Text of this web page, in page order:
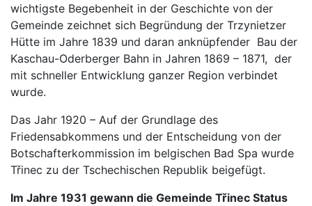
wichtigste Begebenheit in der Geschichte von der
Gemeinde zeichnet sich Begründung der Trzynietzer
Hütte im Jahre 1839 und daran anknüpfender Bau der
Kaschau-Oderberger Bahn in Jahren 1869 – 1871, der
mit schneller Entwicklung ganzer Region verbindet
wurde.
Das Jahr 1920 – Auf der Grundlage des
Friedensabkommens und der Entscheidung von der
Botschafterkommission im belgischen Bad Spa wurde
Třinec zu der Tschechischen Republik beigefügt.
Im Jahre 1931 gewann die Gemeinde Třinec Status